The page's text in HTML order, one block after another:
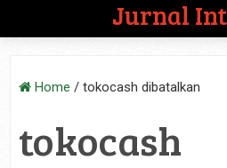
Jurnal
Home / tokocash dibatalkan
tokocash